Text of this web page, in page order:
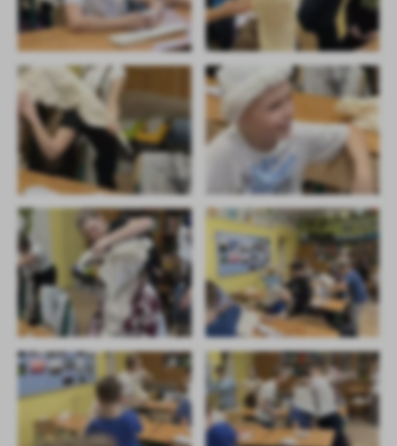
Firmy te działają w charakterze pośredników prezentujących nasze
treści w postaci wiadomości, ofert, komunikatów mediów
społecznościowych.